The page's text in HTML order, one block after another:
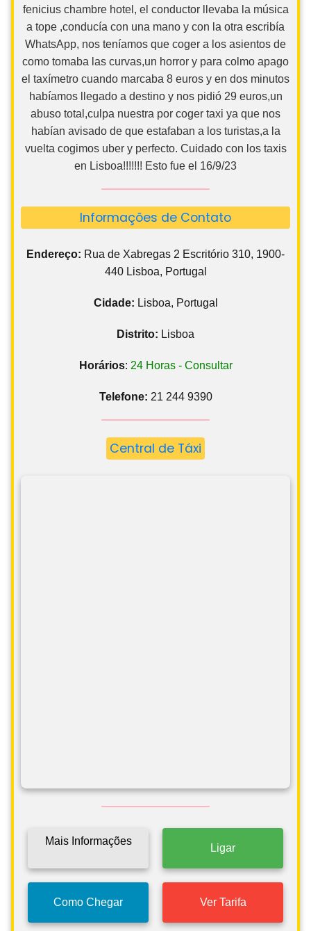
fenicius chambre hotel, el conductor llevaba la música
a tope ,conducía con una mano y con la otra escribía
WhatsApp, nos teníamos que coger a los asientos de
como tomaba las curvas,un horror y para colmo apago
el taxímetro cuando marcaba 8 euros y en dos minutos
habíamos llegado a destino y nos pidió 29 euros,un
abuso total,culpa nuestra por coger taxi ya que nos
habían avisado de que estafaban a los turistas,a la
vuelta cogimos uber y perfecto. Cuidado con los taxis
en Lisboa!!!!!!! Esto fue el 16/9/23
Informações de Contato
Endereço: Rua de Xabregas 2 Escritório 310, 1900-
440 Lisboa, Portugal
Cidade: Lisboa, Portugal
Distrito: Lisboa
Horários: 24 Horas - Consultar
Telefone: 21 244 9390
Central de Táxi
Mais Informações
Ligar
Como Chegar Ver Tarifa